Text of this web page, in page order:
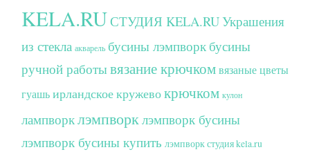
KELA.RUСТУДИЯ KELA.RUУкрашения
из стекла акварель бусины лэмпворк бусины
ручной работывязание крючкомвязаные цветы
гуашьирландское кружевокрючком кулон
лампворклэмпворклэмпворк бусины
лэмпворк бусины купить лэмпворк студия kela.ru